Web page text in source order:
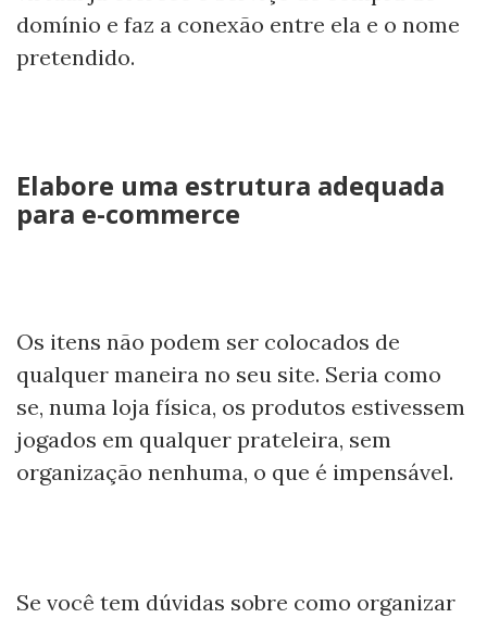
domínio e faz a conexão entre ela e o nome
pretendido.
Elabore uma estrutura adequada
para e-commerce
Os itens não podem ser colocados de
qualquer maneira no seu site. Seria como
se, numa loja física, os produtos estivessem
jogados em qualquer prateleira, sem
organização nenhuma, o que é impensável.
Se você tem dúvidas sobre como organizar